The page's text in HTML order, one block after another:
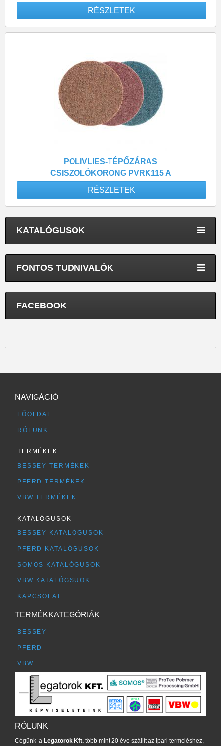
240 FINOM
RÉSZLETEK
POLIVLIES-TÉPŐZÁRAS
CSISZOLÓKORONG PVRK115 A
240 FINOM
RÉSZLETEK
KATALÓGUSOK
FONTOS TUDNIVALÓK
FACEBOOK
NAVIGÁCIÓ
FŐOLDAL
RÓLUNK
TERMÉKEK
BESSEY TERMÉKEK
PFERD TERMÉKEK
VBW TERMÉKEK
KATALÓGUSOK
BESSEY KATALÓGUSOK
PFERD KATALÓGUSOK
SOMOS KATALÓGUSOK
VBW KATALÓGSUOK
KAPCSOLAT
TERMÉKKATEGÓRIÁK
BESSEY
PFERD
VBW
RÓLUNK
Cégünk, a Legatorok Kft. több mint 20 éve szállít az ipari termeléshez,